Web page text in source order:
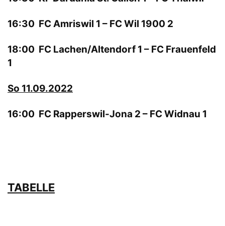
16:30 FC Amriswil 1 – FC Wil 1900 2
18:00 FC Lachen/Altendorf 1 – FC Frauenfeld
1
So 11.09.2022
16:00 FC Rapperswil-Jona 2 – FC Widnau 1
TABELLE